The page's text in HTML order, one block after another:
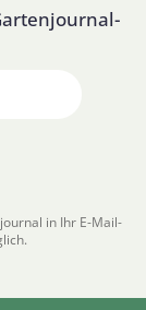
in Ihr E-Mail-